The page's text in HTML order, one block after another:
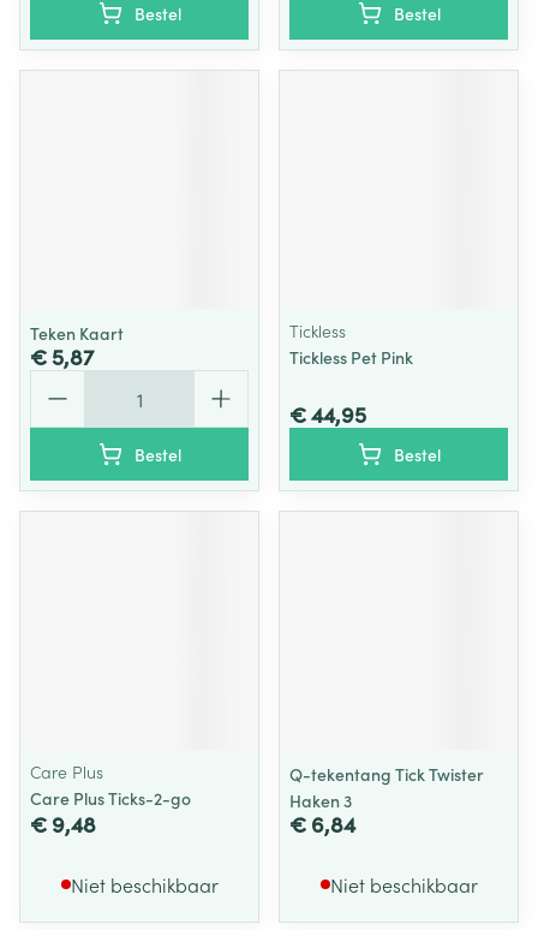
Bestel Bestel
Teken Kaart
€ 5,87
Bestel
Tickless
Tickless Pet Pink
€ 44,95
Bestel
Care Plus
Care Plus Ticks-2-go
€ 9,48
Niet beschikbaar
Q-tekentang Tick Twister
Haken 3
€ 6,84
Niet beschikbaar